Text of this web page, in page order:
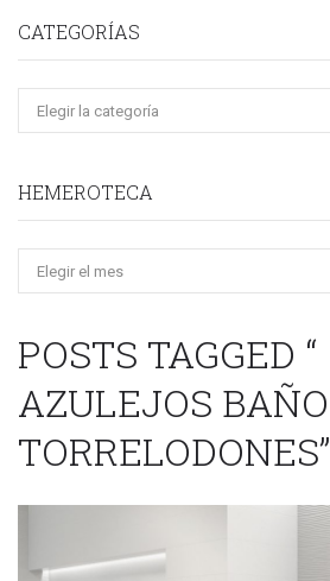
CATEGORÍAS
HEMEROTECA
POSTS TAGGED “
AZULEJOS BAÑO
TORRELODONES”